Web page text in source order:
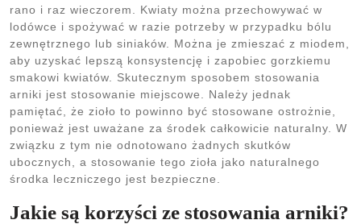
rano i raz wieczorem. Kwiaty można przechowywać w
lodówce i spożywać w razie potrzeby w przypadku bólu
zewnętrznego lub siniaków. Można je zmieszać z miodem,
aby uzyskać lepszą konsystencję i zapobiec gorzkiemu
smakowi kwiatów. Skutecznym sposobem stosowania
arniki jest stosowanie miejscowe. Należy jednak
pamiętać, że zioło to powinno być stosowane ostrożnie,
ponieważ jest uważane za środek całkowicie naturalny. W
związku z tym nie odnotowano żadnych skutków
ubocznych, a stosowanie tego zioła jako naturalnego
środka leczniczego jest bezpieczne.
Jakie są korzyści ze stosowania arniki?